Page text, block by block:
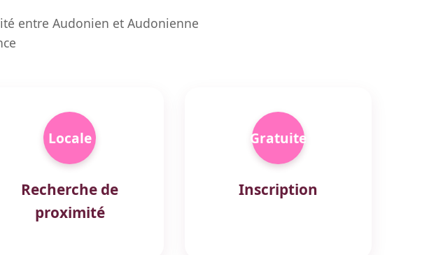
entre Audonien et Audonienne
Locale
Recherche de
proximité
Gratuite
Inscription